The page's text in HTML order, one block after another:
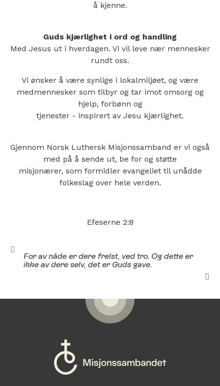
å kjenne.
Guds kjærlighet i ord og handling
Med Jesus ut i hverdagen. Vi vil leve nær mennesker
rundt oss.
Vi ønsker å være synlige i lokalmiljøet, og være
medmennesker som tilbyr og tar imot omsorg og
hjelp, forbønn og
tjenester - inspirert av Jesu kjærlighet.
Gjennom Norsk Luthersk Misjonssamband er vi også
med på å sende ut, be for og støtte
misjonærer, som formidler evangeliet til unådde
folkeslag over hele verden.
Efeserne 2:8
For av nåde er dere frelst, ved tro. Og dette er
ikke av dere selv, det er Guds gave.